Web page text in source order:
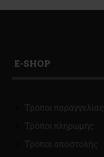
E-SHOP
Τρόποι παραγγελίας
Τρόποι πληρωμής
Τρόποι αποστολής